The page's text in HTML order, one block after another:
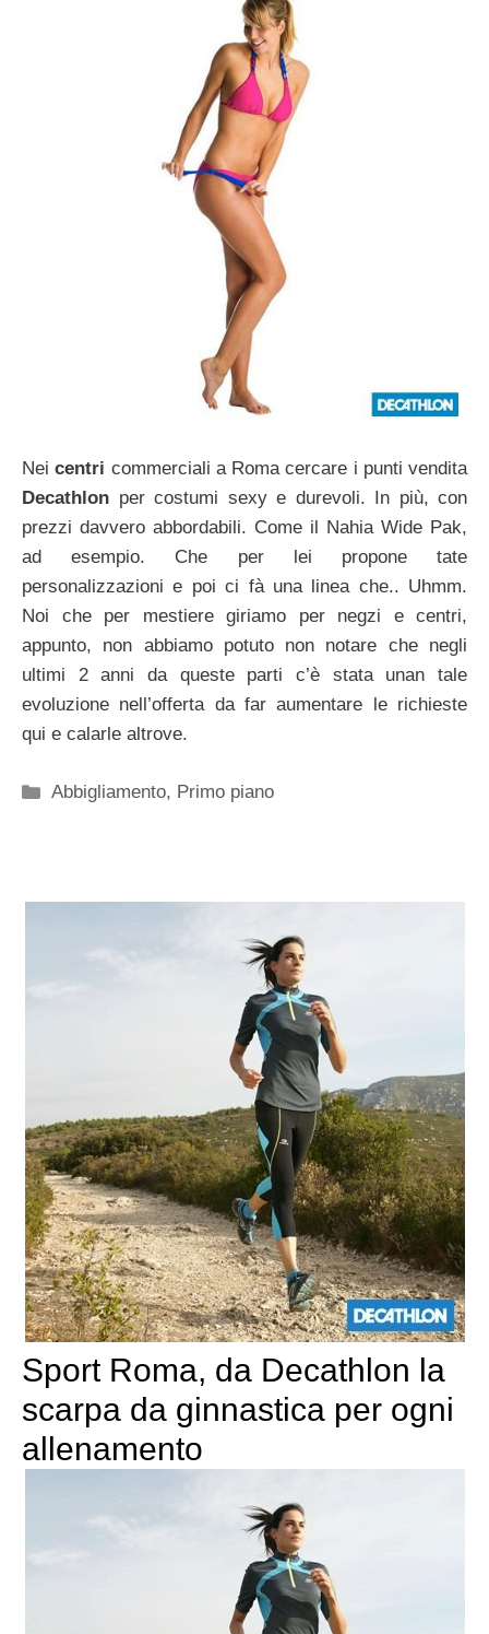
Neicentri commerciali a Roma cercare i punti vendita
Decathlon per costumi sexy e durevoli. In più, con
prezzi davvero abbordabili. Come il Nahia Wide Pak,
ad esempio. Che per lei propone tate
personalizzazioni e poi ci fà una linea che.. Uhmm.
Noi che per mestiere giriamo per negzi e centri,
appunto, non abbiamo potuto non notare che negli
ultimi 2 anni da queste parti c’è stata unan tale
evoluzione nell’offerta da far aumentare le richieste
qui e calarle altrove.
Categorie
Abbigliamento, Primo piano
Sport Roma, da Decathlon la
scarpa da ginnastica per ogni
allenamento